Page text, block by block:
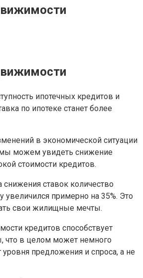
ипотечных кредитов и
по ипотеке станет более
в экономической ситуации
мы можем увидеть снижение
стоимости кредитов.
ставок количество
примерно на 35%. Это
свои жилищные мечты.
кредитов способствует
что в целом может немного
предложения и спроса, а не